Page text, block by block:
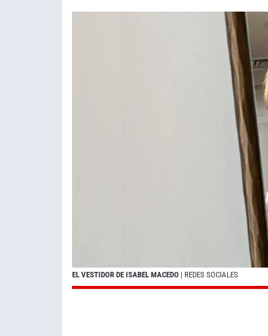
EL VESTIDOR DE ISABEL MACEDO | REDES SOCIALES